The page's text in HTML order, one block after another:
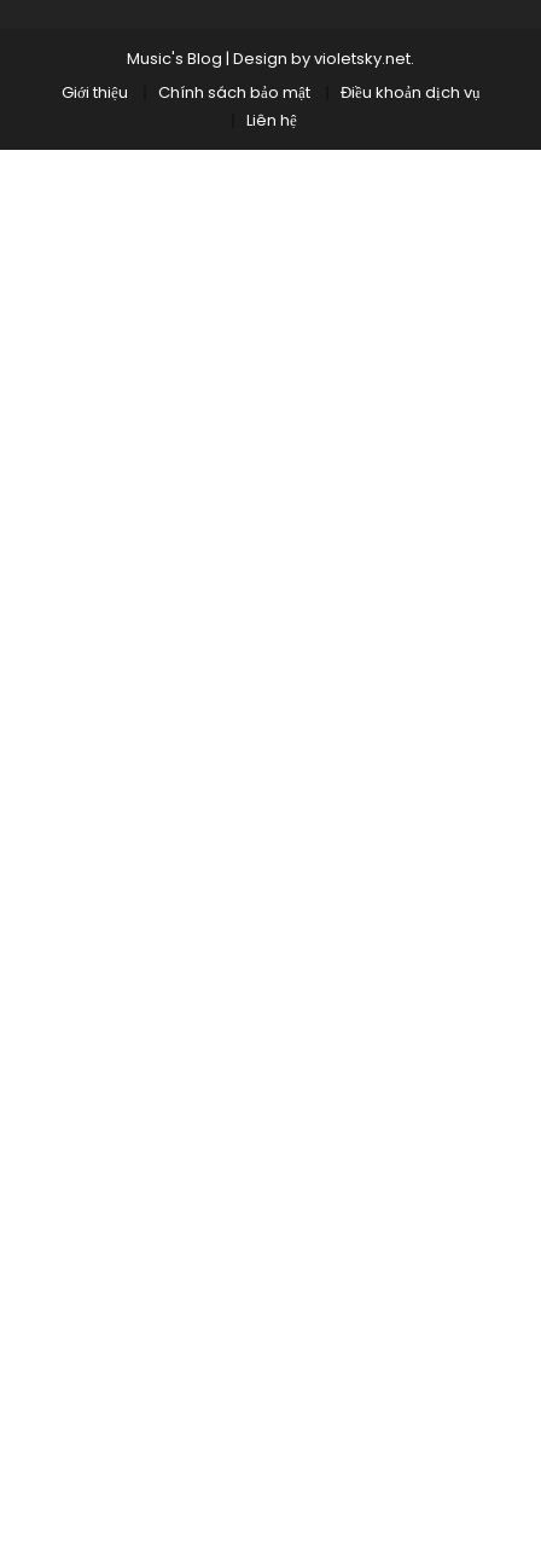
Music's Blog | Design byvioletsky.net.
Giới thiệu
Chính sách bảo mật
Điều khoản dịch vụ
Liên hệ